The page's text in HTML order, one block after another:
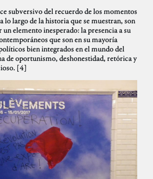
subversivo del recuerdo de los momentos
lo largo de la historia que se muestran, son
elemento inesperado: la presencia a su
que son en su mayoría
bien integrados en el mundo del
de oportunismo, deshonestidad, retórica y
[4]